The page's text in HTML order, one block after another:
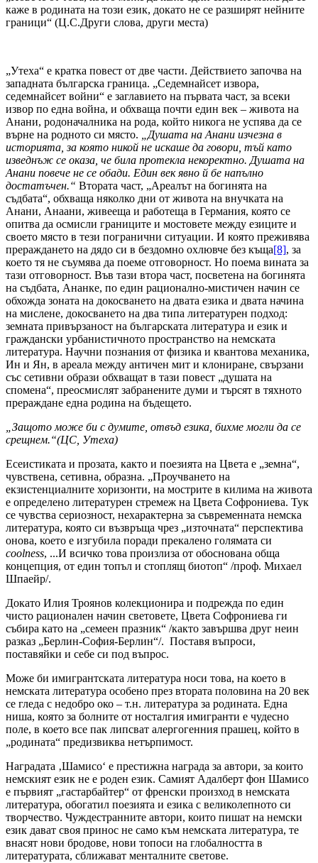
каже в родината на този език, докато не се разширят нейните
граници“ (Ц.С.Други слова, други места)
„Утеха“ е кратка повест от две части. Действието започва на
западната българска граница. „Седемнайсет извора,
седемнайсет войни“ е заглавието на първата част, за всеки
извор по една война, и обхваща почти един век – живота на
Анани, родоначалника на рода, който никога не успява да се
върне на родното си място.
„Душата на Анани изчезна в
историята, за която никой не искаше да говори, тъй като
изведнъж се оказа, че била протекла некоректно. Душата на
Анани повече не се обади. Един век явно й бе напълно
достатъчен.“ Втората част, „Ареалът на богинята на
съдбата“, обхваща няколко дни от живота на внучката на
Анани, Анаани, живееща и работеща в Германия, която се
опитва да осмисли границите и мостовете между езиците и
своето място в тези погранични ситуации. И която преживява
прераждането на дядо си в бездомно охлювче без къща[8], за
което тя не съумява да поеме отговорност. Но поема вината за
тази отговорност. Във тази втора част, посветена на богинята
на съдбата, Ананке, по един рационално-мистичен начин се
обхожда зоната на докосването на двата езика и двата начина
на мислене, докосването на два типа литературен подход:
земната привързаност на българската литература и език и
граждански урбанистичното пространство на немската
литература. Научни познания от физика и квантова механика,
Ин и Ян, в ареала между античен мит и клониране, свързани
със сетивни образи обхващат в тази повест „душата на
спомена“, преосмислят забранените думи и търсят в тяхното
прераждане една родина на бъдещето.
„Защото може би с думите, отвъд езика, бихме могли да се
срещнем.“(ЦС, Утеха)
Есеистиката и прозата, както и поезията на Цвета е „земна“,
чувствена, сетивна, образна. „Проучването на
екзистенциалните хоризонти, на мострите в килима на живота
е определено литературен стремеж на Цвета Софрониева. Тук
се чувства сериозност, нехарактерна за съвременната немска
литература, която си възвръща чрез „източната“ перспектива
онова, което е изгубила поради прекалено голямата си
coolness, ...И всичко това произлиза от обоснована обща
концепция, от един топъл и стоплящ биотоп“ /проф. Михаел
Шпаейр/.
Докато Илия Троянов колекционира и подрежда по един
чисто рационален начин световете, Цвета Софрониева ги
събира като на „семеен празник“ /както завършва друг неин
разказ „Берлин-София-Берлин“/. Поставя въпроси,
поставяйки и себе си под въпрос.
Може би имигрантската литература носи това, на което в
немската литература особено през втората половина на 20 век
се гледа с недобро око – т.н. литература за родината. Една
ниша, която за болните от носталгия имигранти е чудесно
поле, в което все пак липсват алергогенния прашец, който в
„родината“ предизвиква нетърпимост.
Наградата ‚Шамисо‘ е престижна награда за автори, за които
немският език не е роден език. Самият Адалберт фон Шамисо
е първият „гастарбайтер“ от френски произход в немската
литература, обогатил поезията и езика с великолепното си
творчество. Чуждестранните автори, които пишат на немски
език дават своя принос не само към немската литература, те
внасят нови бродове, нови топоси на глобалността в
литературата, сближават менталните светове.